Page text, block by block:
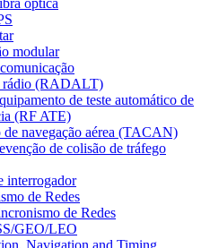
óptica
modular
rádio (RADALT)
de teste automático de
(RF ATE)
de navegação aérea (TACAN)
de colisão de tráfego
interrogador
de Redes
de Redes
GEO/LEO